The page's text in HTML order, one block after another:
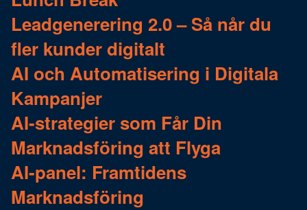
Leadgenerering 2.0 – Så når du
fler kunder digitalt
AI och Automatisering i Digitala
Kampanjer
AI-strategier som Får Din
Marknadsföring att Flyga
AI-panel: Framtidens
Marknadsföring